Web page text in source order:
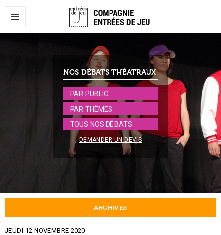
NOS DÉBATS THÉATRAUX
PAR PUBLIC
PAR THÈMES
TOUS NOS DÉBATS
DEMANDER UN DEVIS
ARCHIVES
JEUDI 12 NOVEMBRE 2020